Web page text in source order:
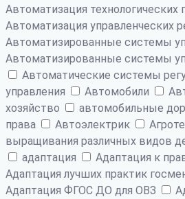
Автоматизация
Автоматизация управленческих
Автоматизированные системы
Автоматизированные системы
Автоматические системы
управления
Автомобили
хозяйство
автомобильные
права
Автоэлектрик
выращивания различных видов
адаптация
Адаптация к
Адаптация лучших практик
Адаптация ФГОС ДО для ОВЗ